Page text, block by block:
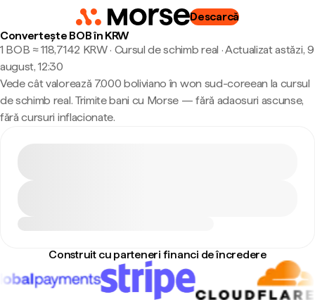
Descarcă
Convertește BOB în KRW
1 BOB ≈ 118,7142 KRW · Cursul de schimb real ·Actualizat astăzi, 9
august, 12:30
Vede cât valorează 7.000 boliviano în won sud-coreean la cursul
de schimb real. Trimite bani cu Morse — fără adaosuri ascunse,
fără cursuri inflacionate.
Construit cu parteneri financi de încredere